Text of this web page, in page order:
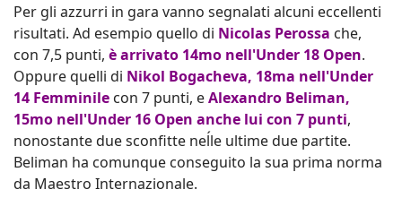
Per gli azzurri in gara vanno segnalati alcuni eccellenti
risultati. Ad esempio quello di Nicolas Perossa che,
con 7,5 punti, è arrivato 14mo nell'Under 18 Open.
Oppure quelli di Nikol Bogacheva, 18ma nell'Under
14 Femminile con 7 punti, eAlexandro Beliman,
15mo nell'Under 16 Open anche lui con 7 punti,
nonostante due sconfitte neĺle ultime due partite.
Beliman ha comunque conseguito la sua prima norma
da Maestro Internazionale.